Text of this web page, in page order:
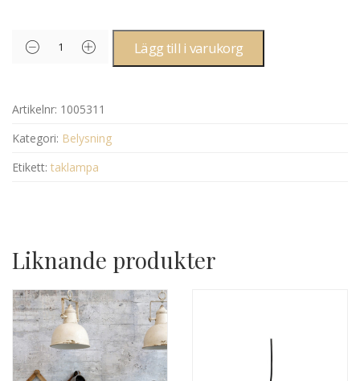
Lägg till i varukorg
Artikelnr: 1005311
Kategori: Belysning
Etikett: taklampa
Liknande produkter